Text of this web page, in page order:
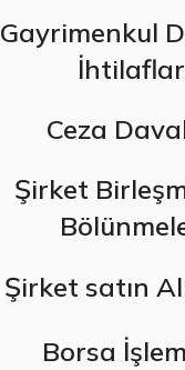
Gayrimenkul
Ceza
Şirket
Şirket satın
Borsa